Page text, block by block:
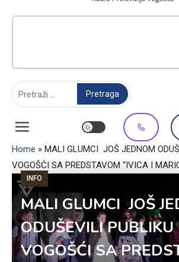
Home » MALI GLUMCI JOŠ JEDNOM
VOGOŠĆI SA PREDSTAVOM “IVICA I
INFO
MALI GLUMCI JOŠ
ODUŠEVILI PUBLIKU
VOGOŠĆI SA